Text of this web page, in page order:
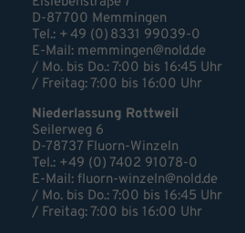
D-87700 Memmingen
Tel.: + 49 (0) 8331 99039-0
E-Mail: memmingen@nold.de
/ Mo. bis Do.: 7:00 bis 16:45 Uhr
/ Freitag: 7:00 bis 16:00 Uhr
Niederlassung Rottweil
Seilerweg 6
D-78737 Fluorn-Winzeln
Tel.: +49 (0) 7402 91078-0
E-Mail: fluorn-winzeln@nold.de
/ Mo. bis Do.: 7:00 bis 16:45 Uhr
/ Freitag: 7:00 bis 16:00 Uhr